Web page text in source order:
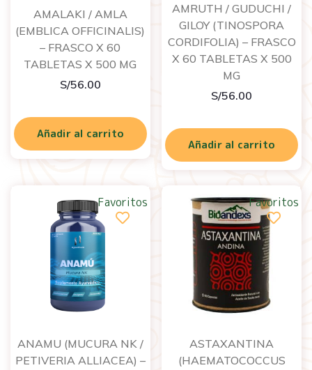
AMALAKI / AMLA
(EMBLICA OFFICINALIS)
– FRASCO X 60
TABLETAS X 500 MG
S/56.00
Añadir al carrito
AMRUTH / GUDUCHI /
GILOY (TINOSPORA
CORDIFOLIA) – FRASCO
X 60 TABLETAS X 500
MG
S/56.00
Añadir al carrito
ANAMU (MUCURA NK /
PETIVERIA ALLIACEA) –
Favoritos
ASTAXANTINA
(HAEMATOCOCCUS
Favoritos